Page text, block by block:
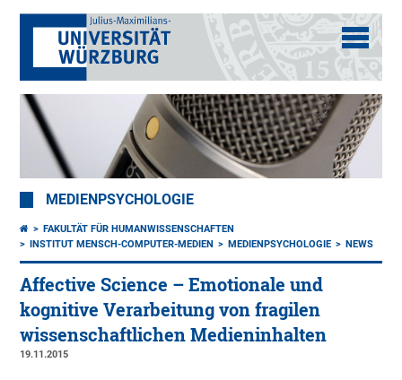
MEDIENPSYCHOLOGIE
FAKULTÄT FÜR HUMANWISSENSCHAFTEN
INSTITUT MENSCH-COMPUTER-MEDIEN
MEDIENPSYCHOLOGIE NEWS
Affective Science – Emotionale und
kognitive Verarbeitung von fragilen
wissenschaftlichen Medieninhalten
19.11.2015